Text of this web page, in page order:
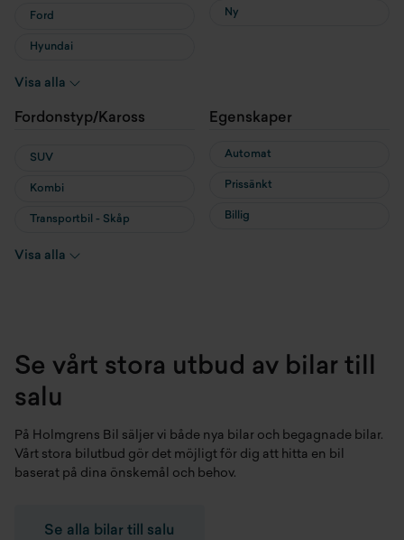
Ford
Hyundai
MINI
Visa alla
Ny
Fordonstyp/Kaross
SUV
Kombi
Transportbil - Skåp
Transportbil - Flak
Visa alla
Egenskaper
Automat
Prissänkt
Billig
Se vårt stora utbud av bilar till
salu
På Holmgrens Bil säljer vi både nya bilar och begagnade bilar.
Vårt stora bilutbud gör det möjligt för dig att hitta en bil
baserat på dina önskemål och behov.
Se alla bilar till salu